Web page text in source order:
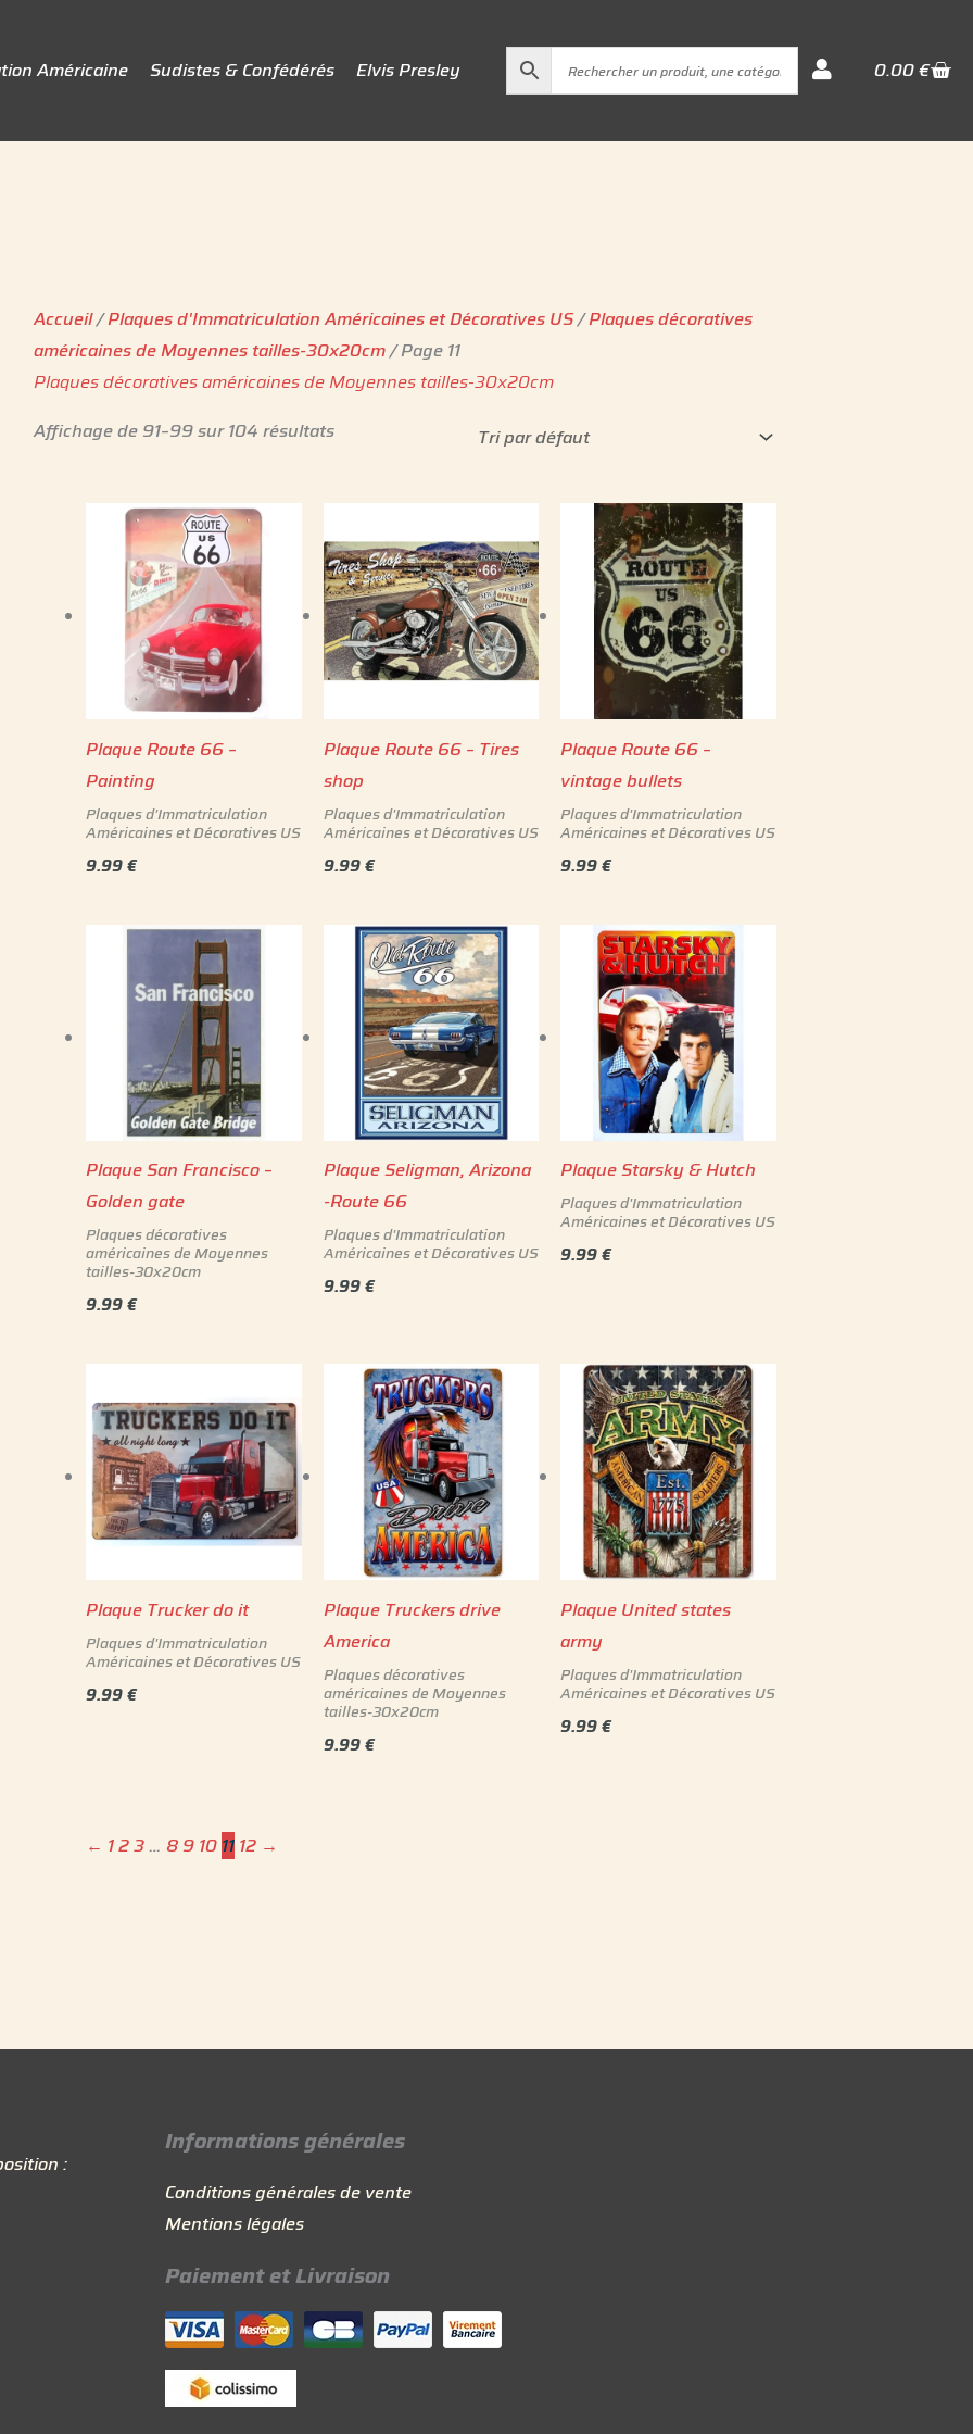
Américaine Sudistes & Confédérés Elvis Presley 0.00€Cart
Accueil/Plaques d'Immatriculation Américaines et Décoratives US/Plaques décoratives
américaines de Moyennes tailles-30x20cm/ Page 11
Plaques décoratives américaines de Moyennes tailles-30x20cm
Affichage de 91–99 sur 104 résultats
Plaque Route 66 –
Painting
Plaques d'Immatriculation
Américaines et Décoratives US
9.99€
Plaque Route 66 – Tires
shop
Plaques d'Immatriculation
Américaines et Décoratives US
9.99€
Plaque Route 66 –
vintage bullets
Plaques d'Immatriculation
Américaines et Décoratives US
9.99€
Plaque San Francisco –
Golden gate
Plaques décoratives
américaines de Moyennes
tailles-30x20cm
9.99€
Plaque Seligman, Arizona
-Route 66
Plaques d'Immatriculation
Américaines et Décoratives US
9.99€
Plaque Starsky & Hutch
Plaques d'Immatriculation
Américaines et Décoratives US
9.99€
Plaque Trucker do it
Plaques d'Immatriculation
Américaines et Décoratives US
9.99€
Plaque Truckers drive
America
Plaques décoratives
américaines de Moyennes
tailles-30x20cm
9.99€
Plaque United states
army
Plaques d'Immatriculation
Américaines et Décoratives US
9.99€
← 123… 8 9 10 11 12 →
:
Informations générales
Conditions générales de vente
Mentions légales
Paiement et Livraison